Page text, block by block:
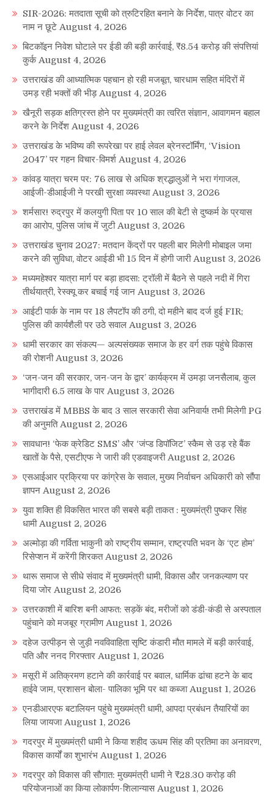
SIR-2026: मतदाता सूची को त्रुटिरहित बनाने के निर्देश, पात्र वोटर का
नाम न छूटे August 4, 2026
बिटकॉइन निवेश घोटाले पर ईडी की बड़ी कार्रवाई, ₹8.54 करोड़ की संपत्तियां
कुर्क August 4, 2026
उत्तराखंड की आध्यात्मिक पहचान हो रही मजबूत, चारधाम सहित मंदिरों में
उमड़ रही भक्तों की भीड़ August 4, 2026
खैनूरी सड़क क्षतिग्रस्त होने पर मुख्यमंत्री का त्वरित संज्ञान, आवागमन बहाल
करने के निर्देश August 4, 2026
उत्तराखंड के भविष्य की रूपरेखा पर हाई लेवल ब्रेनस्टॉर्मिंग, ‘Vision
2047’ पर गहन विचार-विमर्श August 4, 2026
कांवड़ यात्रा चरम पर: 76 लाख से अधिक श्रद्धालुओं ने भरा गंगाजल,
आईजी-डीआईजी ने परखी सुरक्षा व्यवस्था August 3, 2026
शर्मसार! रुद्रपुर में कलयुगी पिता पर 10 साल की बेटी से दुष्कर्म के प्रयास
का आरोप, पुलिस जांच में जुटी August 3, 2026
उत्तराखंड चुनाव 2027: मतदान केंद्रों पर पहली बार मिलेगी मोबाइल जमा
करने की सुविधा, वोटर आईडी भी 15 दिन में होगी जारी August 3, 2026
मध्यमहेश्वर यात्रा मार्ग पर बड़ा हादसा: ट्रॉली में बैठने से पहले नदी में गिरा
तीर्थयात्री, रेस्क्यू कर बचाई गई जान August 3, 2026
आईटी पार्क के नाम पर 18 लैपटॉप की ठगी, दो महीने बाद दर्ज हुई FIR;
पुलिस की कार्यशैली पर उठे सवाल August 3, 2026
धामी सरकार का संकल्प— अल्पसंख्यक समाज के हर वर्ग तक पहुंचे विकास
की रोशनी August 3, 2026
‘जन-जन की सरकार, जन-जन के द्वार’ कार्यक्रम में उमड़ा जनसैलाब, कुल
भागीदारी 6.5 लाख के पार August 3, 2026
उत्तराखंड में MBBS के बाद 3 साल सरकारी सेवा अनिवार्य! तभी मिलेगी PG
की अनुमति August 2, 2026
सावधान! ‘फेक क्रेडिट SMS’ और ‘जंप्ड डिपॉजिट’ स्कैम से उड़ रहे बैंक
खातों के पैसे, एसटीएफ ने जारी की एडवाइजरी August 2, 2026
एसआईआर प्रक्रिया पर कांग्रेस के सवाल, मुख्य निर्वाचन अधिकारी को सौंपा
ज्ञापन August 2, 2026
युवा शक्ति ही विकसित भारत की सबसे बड़ी ताकत : मुख्यमंत्री पुष्कर सिंह
धामी August 2, 2026
अल्मोड़ा की गर्विता भाकुनी को राष्ट्रीय सम्मान, राष्ट्रपति भवन के ‘एट होम’
रिसेप्शन में करेंगी शिरकत August 2, 2026
थारू समाज से सीधे संवाद में मुख्यमंत्री धामी, विकास और जनकल्याण पर
दिया जोर August 2, 2026
उत्तरकाशी में बारिश बनी आफत: सड़कें बंद, मरीजों को डंडी-कंडी से अस्पताल
पहुंचाने को मजबूर ग्रामीण August 1, 2026
दहेज उत्पीड़न से जुड़ी नवविवाहिता सृष्टि कंडारी मौत मामले में बड़ी कार्रवाई,
पति और ननद गिरफ्तार August 1, 2026
मसूरी में अतिक्रमण हटाने की कार्रवाई पर बवाल, धार्मिक ढांचा हटने के बाद
हाईवे जाम, प्रशासन बोला- पालिका भूमि पर था कब्जा August 1, 2026
एनडीआरएफ बटालियन पहुंचे मुख्यमंत्री धामी, आपदा प्रबंधन तैयारियों का
लिया जायजा August 1, 2026
गदरपुर में मुख्यमंत्री धामी ने किया शहीद ऊधम सिंह की प्रतिमा का अनावरण,
विकास कार्यों का शुभारंभ August 1, 2026
गदरपुर को विकास की सौगात: मुख्यमंत्री धामी ने ₹28.30 करोड़ की
परियोजनाओं का किया लोकार्पण-शिलान्यास August 1, 2026